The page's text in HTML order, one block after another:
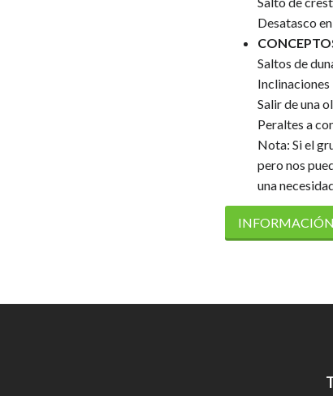
Desatasco
Saltos de
Inclinaciones
Salir de una
Peraltes a
Nota: Si el
pero nos
una
INFORMACIÓN